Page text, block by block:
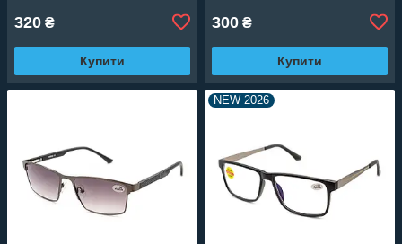
320 ₴
Купити
300 ₴
Купити
NEW 2026